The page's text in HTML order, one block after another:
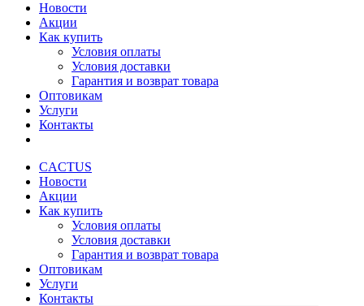
Новости
Акции
Как купить
Условия оплаты
Условия доставки
Гарантия и возврат товара
Оптовикам
Услуги
Контакты
CACTUS
Новости
Акции
Как купить
Условия оплаты
Условия доставки
Гарантия и возврат товара
Оптовикам
Услуги
Контакты